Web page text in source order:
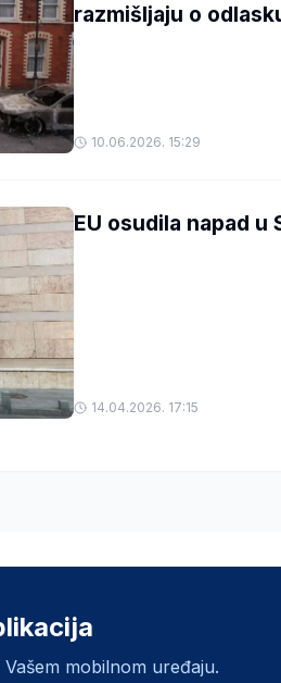
razmišljaju o
10.06.2026. 15:29
EU osudila napad u
14.04.2026. 17:15
mobilnom uređaju.